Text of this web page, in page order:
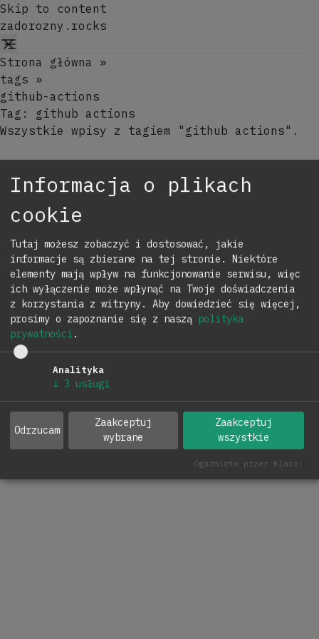
Skip to content
zadorozny.rocks
Strona główna
»
tags »
github-actions
Tag: github actions
Wszystkie wpisy z tagiem "github actions".
WordPress z Semantic Release
Aktualizacja:
Automatyzacja wersjonowania motywów
WordPress od A do Z — jeden skill Claude
Code stawia pipeline, trzy komendy obsługują
codzienną pracę.
zadorozny.rocks on Github
zadorozny.rocks on Instagram
zadorozny.rocks on LinkedIn
Send an email to zadorozny.rocks
Copyright © 2026
| All rights reserved.
Zmień ustawienia prywatności
Informacja o plikach
cookie
Tutaj możesz zobaczyć i dostosować, jakie
informacje są zbierane na tej stronie. Niektóre
elementy mają wpływ na funkcjonowanie serwisu, więc
ich wyłączenie może wpłynąć na Twoje doświadczenia
z korzystania z witryny.
Aby dowiedzieć się więcej,
prosimy o zapoznanie się z naszą polityka
prywatności .
Analityka
↓ 3 usługi
Odrzucam
Zaakceptuj
wybrane
Zaakceptuj
wszystkie
Ogarnięte przez Klaro!